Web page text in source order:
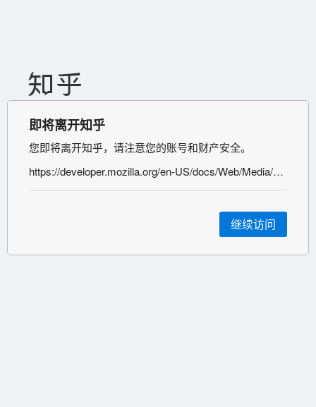
即将离开知乎
您即将离开知乎，请注意您的账号和财产安全。
https://developer.mozilla.org/en-US/docs/Web/Media/Formats
继续访问